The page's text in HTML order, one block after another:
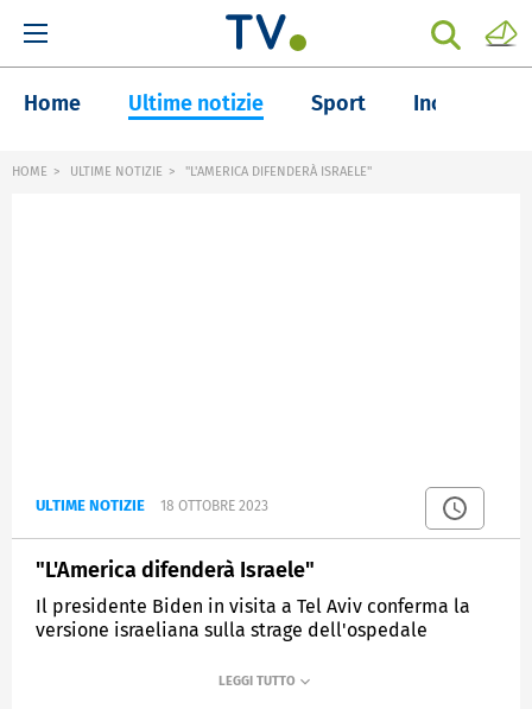
Home Ultime notizie Sport Inchieste
HOME ULTIME NOTIZIE "L'AMERICA DIFENDERÀ ISRAELE"
ULTIME NOTIZIE 18 OTTOBRE 2023
"L'America difenderà Israele"
Il presidente Biden in visita a Tel Aviv conferma la
versione israeliana sulla strage dell'ospedale